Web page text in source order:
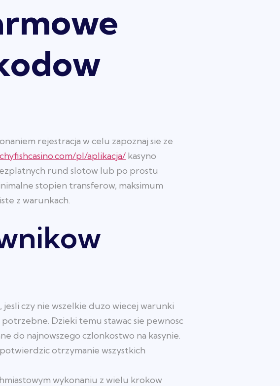
rejestracja w celu zapoznaj sie ze
pl/aplikacja/ kasyno
rund slotow lub po prostu
stopien transferow, maksimum
z warunkach.
czy nie wszelkie duzo wiecej warunki
Dzieki temu stawac sie pewnosc
do najnowszego czlonkostwo na kasynie.
otrzymanie wszystkich
wykonaniu z wielu krokow